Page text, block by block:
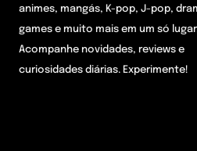
animes, mangás, K-pop, J-pop,
games e muito mais em um só
Acompanhe novidades, reviews e
curiosidades diárias. Experimente!